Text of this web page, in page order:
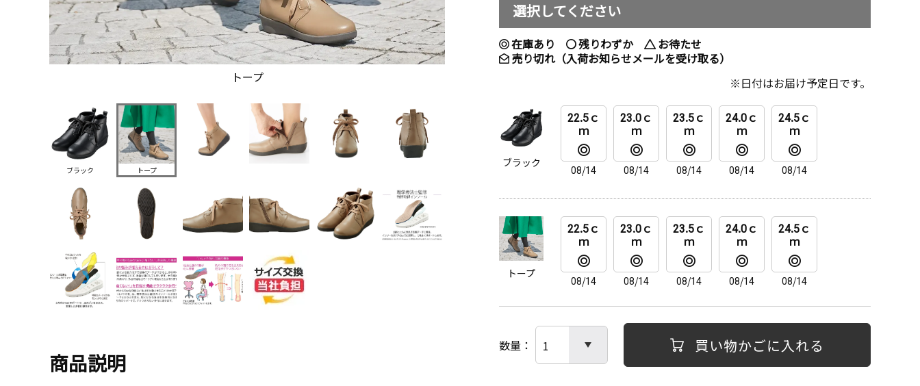
トープ
ブラック トープ
商品説明
選択してください
在庫あり 残りわずか
お待たせ
売り切れ（入荷お知らせメールを受け取る）
日付はお届け予定日です。
ブラック
22.5ｃ
ｍ
08/14
23.0ｃ
ｍ
08/14
23.5ｃ
ｍ
08/14
24.0ｃ
ｍ
08/14
24.5ｃ
ｍ
08/14
トープ
22.5ｃ
ｍ
08/14
23.0ｃ
ｍ
08/14
23.5ｃ
ｍ
08/14
24.0ｃ
ｍ
08/14
24.5ｃ
ｍ
08/14
数量 買い物かごに入れる